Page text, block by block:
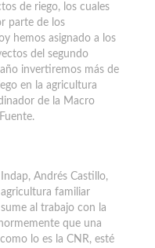
de riego, los cuales
parte de los
hemos asignado a los
del segundo
invertiremos más de
en la agricultura
de la Macro
Andrés Castillo,
familiar
al trabajo con la
que una
lo es la CNR, esté